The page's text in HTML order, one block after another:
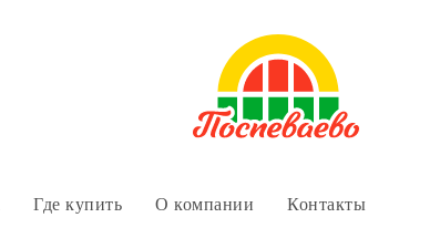
Где купить О компании Контакты